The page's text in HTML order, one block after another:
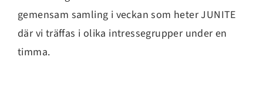
gemensam samling i veckan som heter JUNITE
där vi träffas i olika intressegrupper under en
timma.